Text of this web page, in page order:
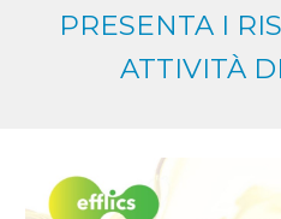
PRESENTA I
ATTIVITÀ